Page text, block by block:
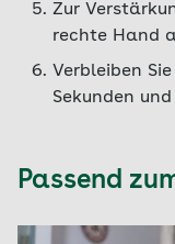
Zur
rechte Hand
Verbleiben
Sekunden
Passend